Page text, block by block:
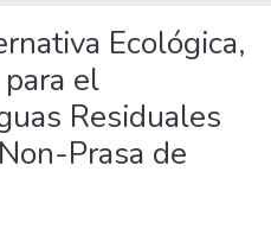
Ecológica,
el
Residuales
Prasa de